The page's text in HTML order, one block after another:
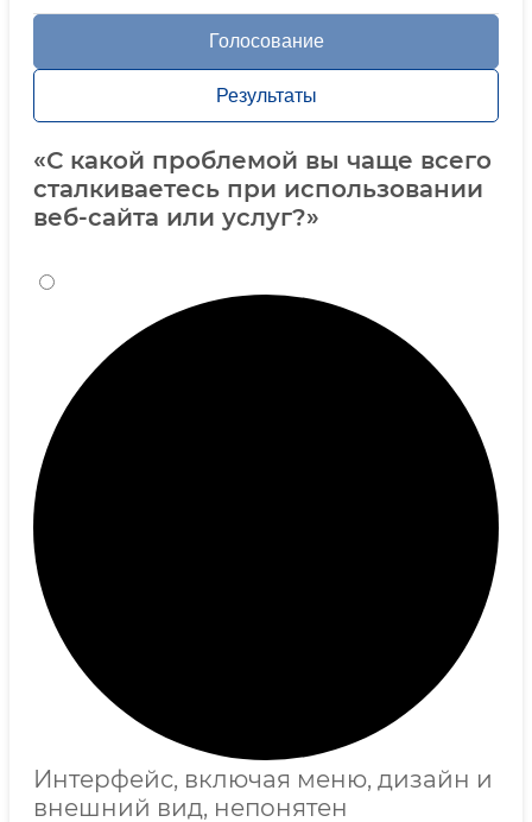
Голосование
Результаты
«С какой проблемой вы чаще всего
сталкиваетесь при использовании
веб-сайта или услуг?»
Интерфейс, включая меню, дизайн и
внешний вид, непонятен